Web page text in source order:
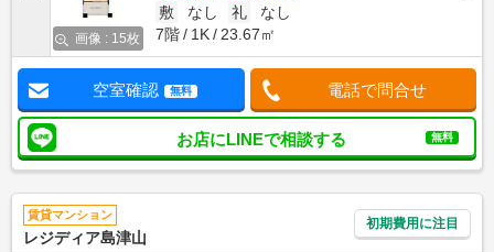
画像 : 15枚
敷
なし 礼
なし
7階
1K 23.67㎡
空室確認 無料 電話で問合せ
お店にLINEで相談する 無料
賃貸マンション
レジディア島津山
初期費用に注目